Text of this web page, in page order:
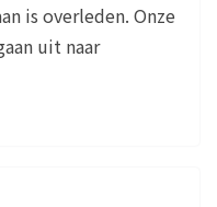
is overleden. Onze
uit naar